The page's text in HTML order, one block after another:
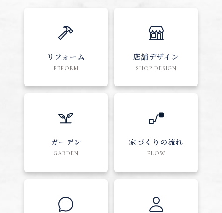
リフォーム
REFORM
店舗デザイン
SHOP DESIGN
ガーデン
GARDEN
家づくりの流れ
FLOW